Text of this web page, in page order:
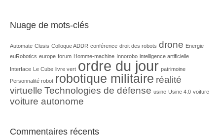
Nuage de mots-clés
Automate Clusis Colloque ADDR conférence droit des robots drone Energie
euRobotics europe forum Homme-machine Innorobo intelligence artificielle
Interface Le Cube livre vert ordre du jour patrimoine
Personnalité robot robotique militaire réalité
virtuelle Technologies de défense usine Usine 4.0 voiture
voiture autonome
Commentaires récents